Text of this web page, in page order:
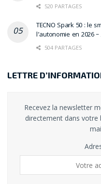
520 PARTAGES
TECNO Spark 50 : le
l’autonomie en 2026
504 PARTAGES
LETTRE
Recevez la newsletter
directement dans votre